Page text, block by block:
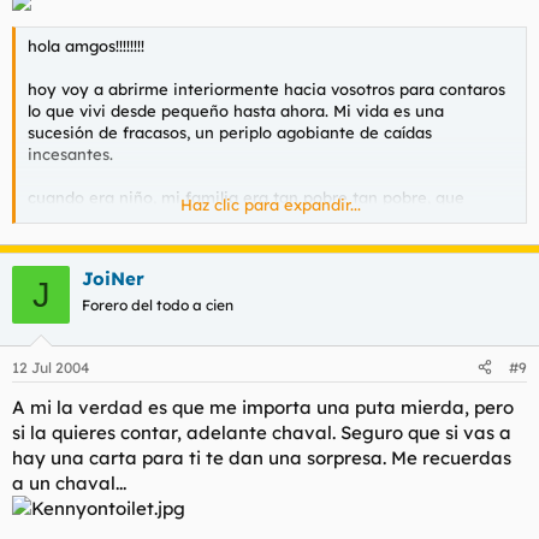
hola amgos!!!!!!!!
hoy voy a abrirme interiormente hacia vosotros para contaros
lo que vivi desde pequeño hasta ahora. Mi vida es una
sucesión de fracasos, un periplo agobiante de caídas
incesantes.
cuando era niño, mi familia era tan pobre tan pobre, que
cuando salia del cole tenia que ir a recoger cartones por los
contenedores y las calles para aportar algo al sustento familiar.
Haz clic para expandir...
J JoiNer
Forero del todo a cien
12 Jul 2004 #9
A mi la verdad es que me importa una puta mierda, pero
si la quieres contar, adelante chaval. Seguro que si vas a
hay una carta para ti te dan una sorpresa. Me recuerdas
a un chaval...